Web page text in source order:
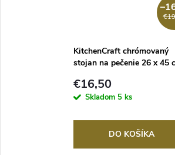
KitchenCraft chrómovaný
stojan na pečenie 26 x 45
€16,50
Skladom 5 ks
DO KOŠÍKA